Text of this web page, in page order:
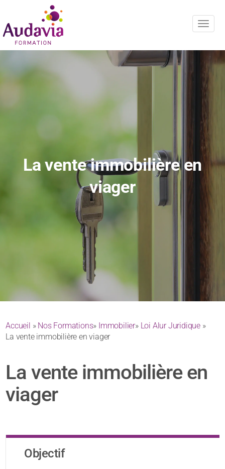
La vente immobilière en
viager
Accueil » Nos Formations» Immobilier» Loi Alur Juridique »
La vente immobilière en viager
La vente immobilière en
viager
Objectif